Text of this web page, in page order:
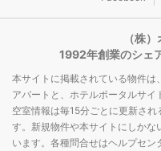
（株
1992年創業のシェ
本サイトに掲載されている物件は
アパートと、ホテルポータルサイ
空室情報は毎15分ごとに更新さ
す。新規物件や本サイトにしか
います。各種問合せはヘルプセン